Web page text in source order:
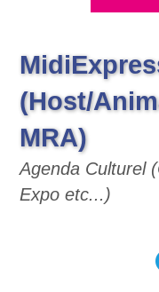
(Host/
MRA)
Agenda Culturel
Expo etc...)